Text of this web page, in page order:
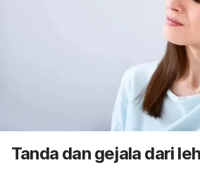
Tanda dan gejala dari